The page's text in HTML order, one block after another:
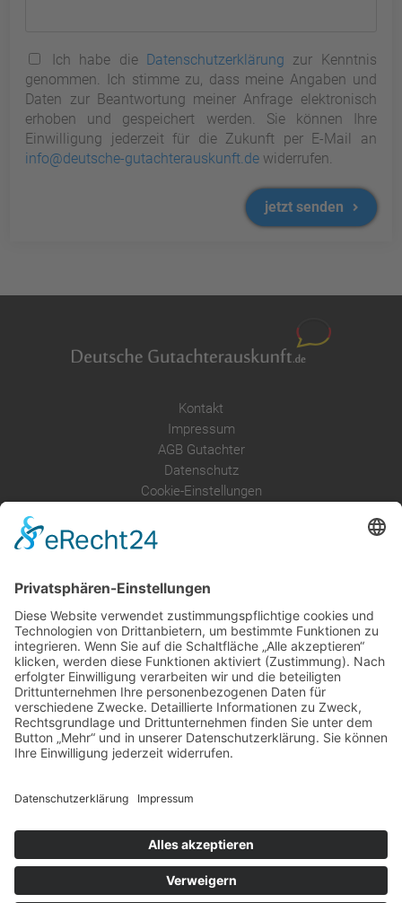
Ich habe die Datenschutzerklärung zur Kenntnis
genommen. Ich stimme zu, dass meine Angaben und
Daten zur Beantwortung meiner Anfrage elektronisch
erhoben und gespeichert werden. Sie können Ihre
Einwilligung jederzeit für die Zukunft per E-Mail an
info@deutsche-gutachterauskunft.de widerrufen.
jetzt senden
Kontakt
Impressum
AGB Gutachter
Datenschutz
Cookie-Einstellungen
Kosten im Überblick
AGB Nutzer
Gutachter suchen
Gutachter Blog
Auftragsbörse
Anfrage
Presse
Partner: Der DGuSV
Infos für Suchende